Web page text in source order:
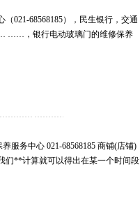
021-68568185），民生银行，交通
……，银行电动玻璃门的维修保养
服务中心 021-68568185 商铺(店铺)
们**计算就可以得出在某一个时间段